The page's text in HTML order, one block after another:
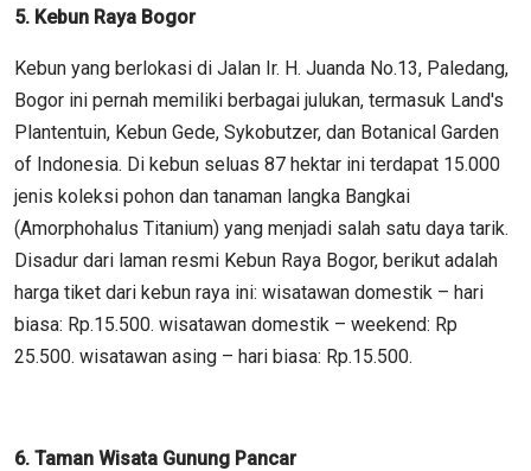
5. Kebun Raya Bogor
Kebun yang berlokasi di Jalan Ir. H. Juanda No.13, Paledang,
Bogor ini pernah memiliki berbagai julukan, termasuk Land's
Plantentuin, Kebun Gede, Sykobutzer, dan Botanical Garden
of Indonesia. Di kebun seluas 87 hektar ini terdapat 15.000
jenis koleksi pohon dan tanaman langka Bangkai
(Amorphohalus Titanium) yang menjadi salah satu daya tarik.
Disadur dari laman resmi Kebun Raya Bogor, berikut adalah
harga tiket dari kebun raya ini: wisatawan domestik – hari
biasa: Rp.15.500. wisatawan domestik – weekend: Rp
25.500. wisatawan asing – hari biasa: Rp.15.500.
6. Taman Wisata Gunung Pancar